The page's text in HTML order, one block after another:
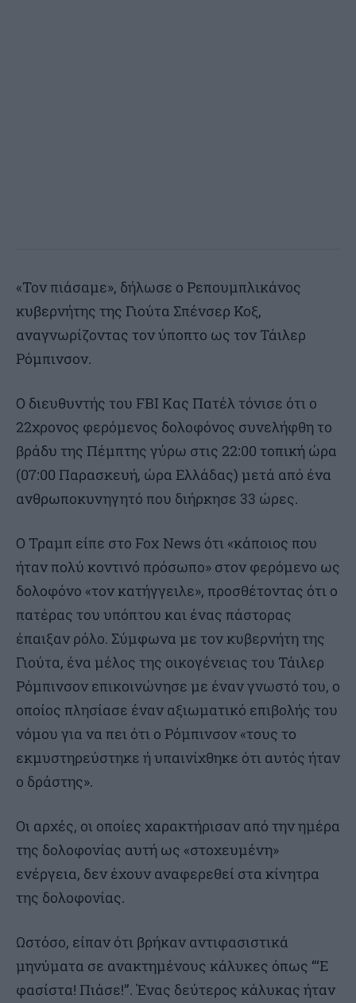
«Τον πιάσαμε», δήλωσε ο Ρεπουμπλικάνος
κυβερνήτης της Γιούτα Σπένσερ Κοξ,
αναγνωρίζοντας τον ύποπτο ως τον Τάιλερ
Ρόμπινσον.
Ο διευθυντής του FBI Κας Πατέλ τόνισε ότι ο
22χρονος φερόμενος δολοφόνος συνελήφθη το
βράδυ της Πέμπτης γύρω στις 22:00 τοπική ώρα
(07:00 Παρασκευή, ώρα Ελλάδας) μετά από ένα
ανθρωποκυνηγητό που διήρκησε 33 ώρες.
Ο Τραμπ είπε στο Fox News ότι «κάποιος που
ήταν πολύ κοντινό πρόσωπο» στον φερόμενο ως
δολοφόνο «τον κατήγγειλε», προσθέτοντας ότι ο
πατέρας του υπόπτου και ένας πάστορας
έπαιξαν ρόλο. Σύμφωνα με τον κυβερνήτη της
Γιούτα, ένα μέλος της οικογένειας του Τάιλερ
Ρόμπινσον επικοινώνησε με έναν γνωστό του, ο
οποίος πλησίασε έναν αξιωματικό επιβολής του
νόμου για να πει ότι ο Ρόμπινσον «τους το
εκμυστηρεύστηκε ή υπαινίχθηκε ότι αυτός ήταν
ο δράστης».
Οι αρχές, οι οποίες χαρακτήρισαν από την ημέρα
της δολοφονίας αυτή ως «στοχευμένη»
ενέργεια, δεν έχουν αναφερεθεί στα κίνητρα
της δολοφονίας.
Ωστόσο, είπαν ότι βρήκαν αντιφασιστικά
μηνύματα σε ανακτημένους κάλυκες όπως “‘Ε
φασίστα! Πιάσε!”. Ένας δεύτερος κάλυκας ήταν